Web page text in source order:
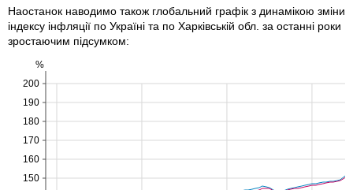
Наостанок наводимо також глобальний графік з динамікою зміни
індексу інфляції по Україні та по Харківській обл. за останні роки
зростаючим підсумком:
150
160
170
180
190
200
%